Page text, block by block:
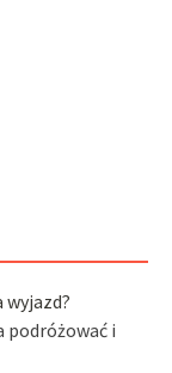
wyjazd?
podróżować i